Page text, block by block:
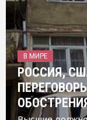
В МИРЕ
РОССИЯ,